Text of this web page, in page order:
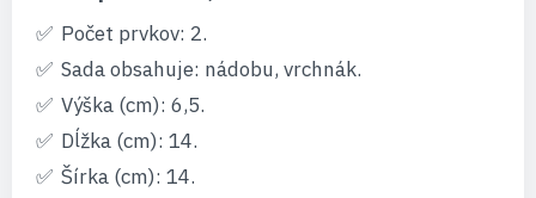
Počet prvkov: 2.
Sada obsahuje: nádobu, vrchnák.
Výška (cm): 6,5.
Dĺžka (cm): 14.
Šírka (cm): 14.